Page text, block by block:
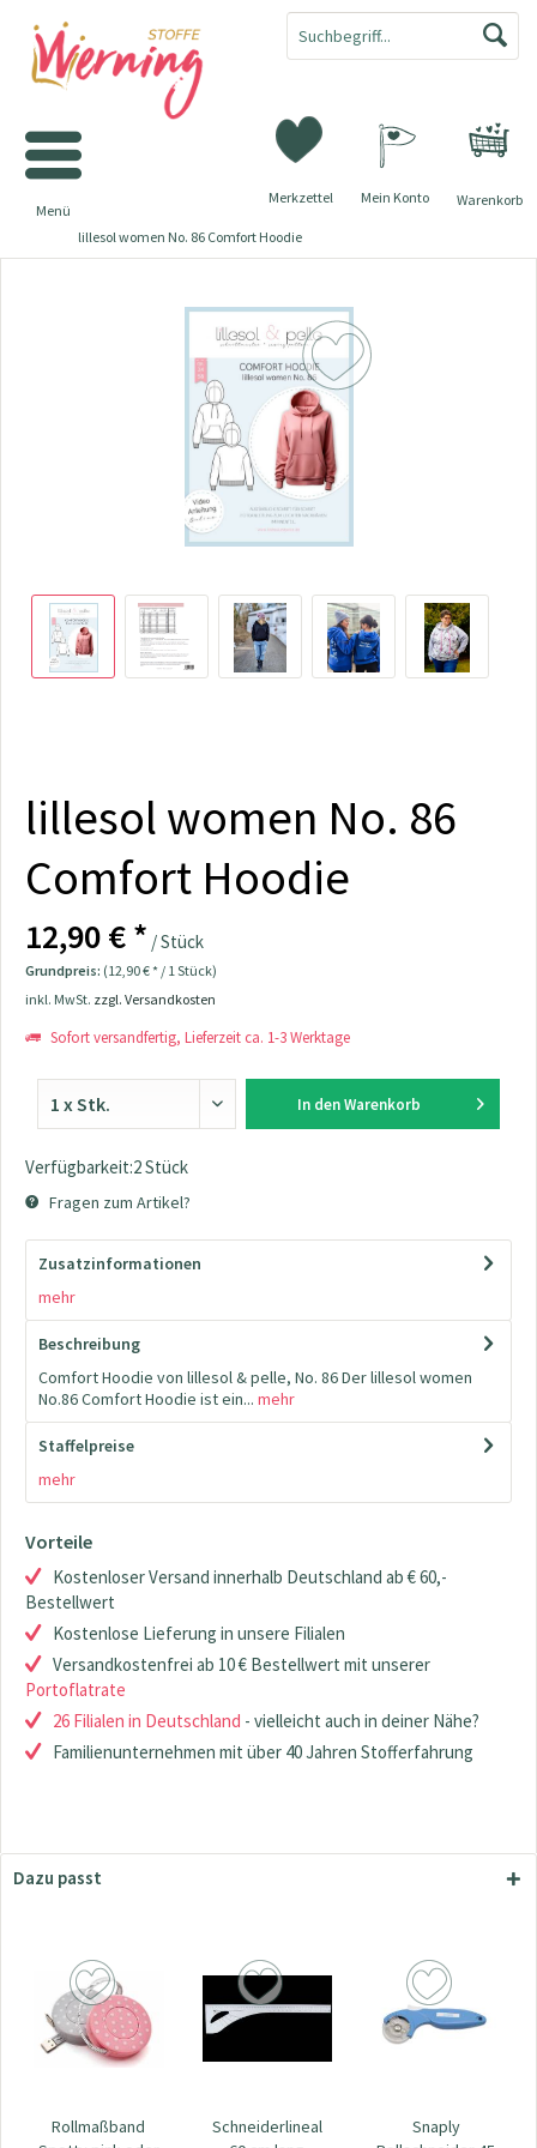
Warenkorb
Merkzettel Mein Konto
Menü
lillesol women No. 86 Comfort Hoodie
lillesol women No. 86
Comfort Hoodie
12,90 € * / Stück
Grundpreis: (12,90 € * / 1 Stück)
inkl. MwSt. zzgl. Versandkosten
Sofort versandfertig, Lieferzeit ca. 1-3 Werktage
In den Warenkorb
Verfügbarkeit:2 Stück
Fragen zum Artikel?
Zusatzinformationen
mehr
Beschreibung
Comfort Hoodie von lillesol & pelle, No. 86 Der lillesol women
No.86 Comfort Hoodie ist ein... mehr
Staffelpreise
mehr
Vorteile
Kostenloser Versand innerhalb Deutschland ab € 60,-
Bestellwert
Kostenlose Lieferung in unsere Filialen
Versandkostenfrei ab 10 € Bestellwert mit unserer
Portoflatrate
26 Filialen in Deutschland - vielleicht auch in deiner Nähe?
Familienunternehmen mit über 40 Jahren Stofferfahrung
Dazu passt
Rollmaßband
Schneiderlineal
Snaply